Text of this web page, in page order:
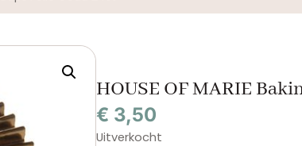
HOUSE OF MARIE
€ 3,50
Uitverkocht